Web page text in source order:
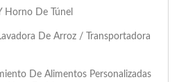
Horno De Túnel
De Arroz / Transportadora
De Alimentos Personalizadas